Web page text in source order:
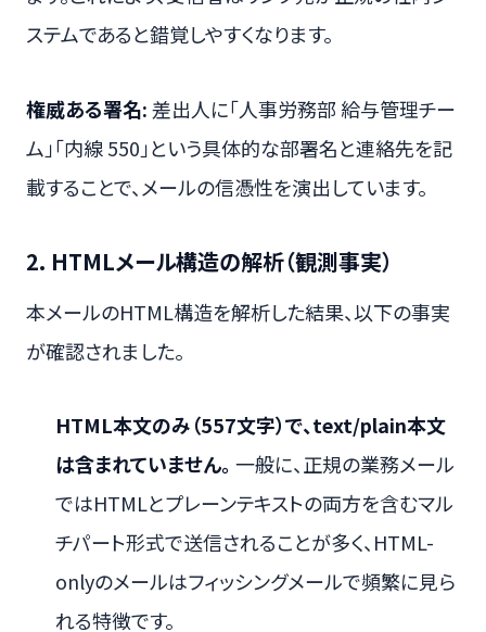
ステムであると錯覚しやすくなります。
権威ある署名:差出人に「人事労務部 給与管理チー
ム」「内線 550」という具体的な部署名と連絡先を記
載することで、メールの信憑性を演出しています。
2. HTMLメール構造の解析（観測事実）
本メールのHTML構造を解析した結果、以下の事実
が確認されました。
HTML本文のみ（557文字）で、text/plain本文
は含まれていません。 一般に、正規の業務メール
ではHTMLとプレーンテキストの両方を含むマル
チパート形式で送信されることが多く、HTML-
onlyのメールはフィッシングメールで頻繁に見ら
れる特徴です。